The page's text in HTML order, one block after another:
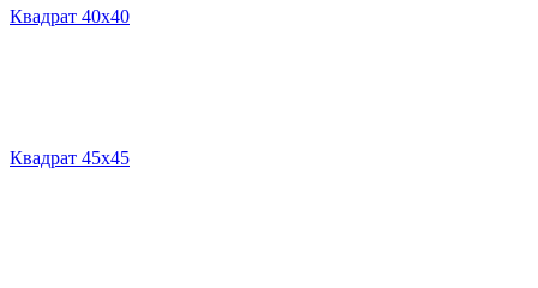
Квадрат 40х40
Квадрат 45х45